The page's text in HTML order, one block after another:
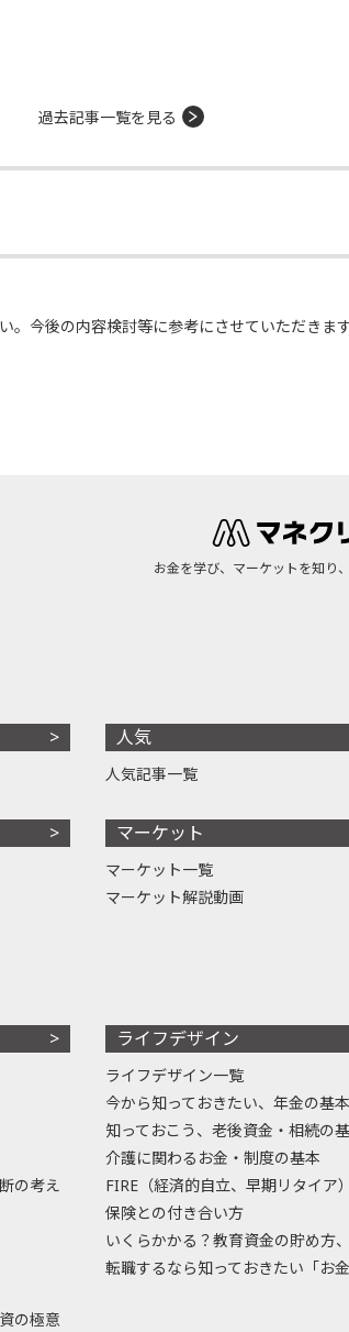
過去記事一覧を見る
。今後の内容検討等に参考にさせていただきます
お金を学び、マーケットを知り
人気
人気記事一覧
マーケット
マーケット一覧
マーケット解説動画
の考え
の極意
ライフデザイン
ライフデザイン一覧
今から知っておきたい、年金の基本
知っておこう、老後資金・相続の
介護に関わるお金・制度の基本
FIRE（経済的自立、早期リタイア）
保険との付き合い方
いくらかかる？教育資金の貯め方
転職するなら知っておきたい「お金